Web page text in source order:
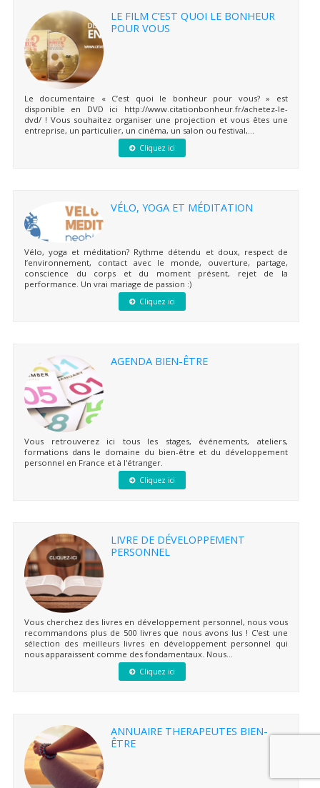
LE FILM C’EST QUOI LE BONHEUR
POUR VOUS
Le documentaire « C’est quoi le bonheur pour vous? » est
disponible en DVD ici http://www.citationbonheur.fr/achetez-le-
dvd/ ! Vous souhaitez organiser une projection et vous êtes une
entreprise, un particulier, un cinéma, un salon ou festival,...
Cliquez ici
VÉLO, YOGA ET MÉDITATION
Vélo, yoga et méditation? Rythme détendu et doux, respect de
l’environnement, contact avec le monde, ouverture, partage,
conscience du corps et du moment présent, rejet de la
performance. Un vrai mariage de passion :)
Cliquez ici
AGENDA BIEN-ÊTRE
Vous retrouverez ici tous les stages, événements, ateliers,
formations dans le domaine du bien-être et du développement
personnel en France et à l'étranger.
Cliquez ici
LIVRE DE DÉVELOPPEMENT
PERSONNEL
Vous cherchez des livres en développement personnel, nous vous
recommandons plus de 500 livres que nous avons lus ! C'est une
sélection des meilleurs livres en développement personnel qui
nous apparaissent comme des fondamentaux. Nous...
Cliquez ici
ANNUAIRE THERAPEUTES BIEN-
ÊTRE